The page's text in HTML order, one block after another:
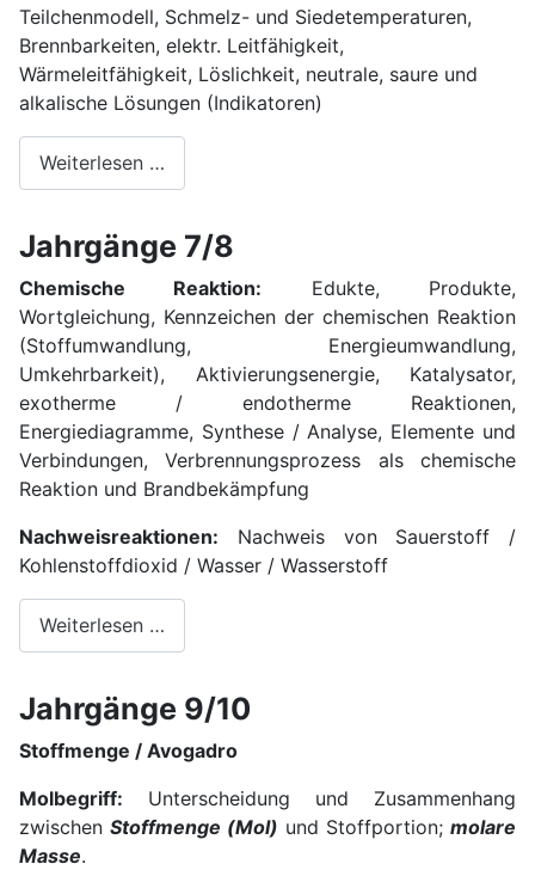
Teilchenmodell, Schmelz- und Siedetemperaturen,
Brennbarkeiten, elektr. Leitfähigkeit,
Wärmeleitfähigkeit, Löslichkeit, neutrale, saure und
alkalische Lösungen (Indikatoren)
Weiterlesen …
Jahrgänge 7/8
Chemische Reaktion: Edukte, Produkte,
Wortgleichung, Kennzeichen der chemischen Reaktion
(Stoffumwandlung, Energieumwandlung,
Umkehrbarkeit), Aktivierungsenergie, Katalysator,
exotherme / endotherme Reaktionen,
Energiediagramme, Synthese / Analyse, Elemente und
Verbindungen, Verbrennungsprozess als chemische
Reaktion und Brandbekämpfung
Nachweisreaktionen: Nachweis von Sauerstoff /
Kohlenstoffdioxid / Wasser / Wasserstoff
Weiterlesen …
Jahrgänge 9/10
Stoffmenge / Avogadro
Molbegriff: Unterscheidung und Zusammenhang
zwischen Stoffmenge (Mol) und Stoffportion; molare
Masse.